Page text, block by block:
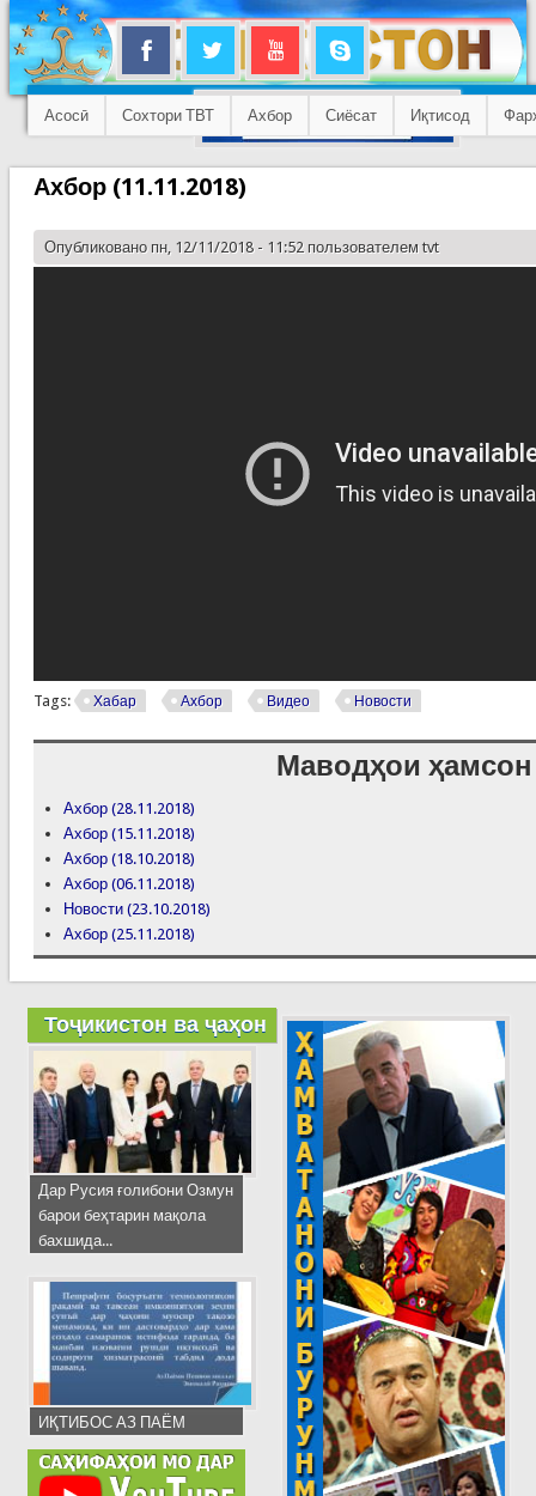
Асосӣ Сохтори ТВТ Ахбор Сиёсат Иқтисод
Ахбор (11.11.2018)
Опубликовано пн, 12/11/2018 - 11:52 пользователем tvt
Tags: Хабар Ахбор Видео Новости
Маводҳои ҳамсон
Ахбор (28.11.2018)
Ахбор (15.11.2018)
Ахбор (18.10.2018)
Ахбор (06.11.2018)
Новости (23.10.2018)
Ахбор (25.11.2018)
Тоҷикистон ва ҷаҳон
Дар Русия ғолибони Озмун
барои беҳтарин мақола
бахшида...
ИҚТИБОС АЗ ПАЁМ